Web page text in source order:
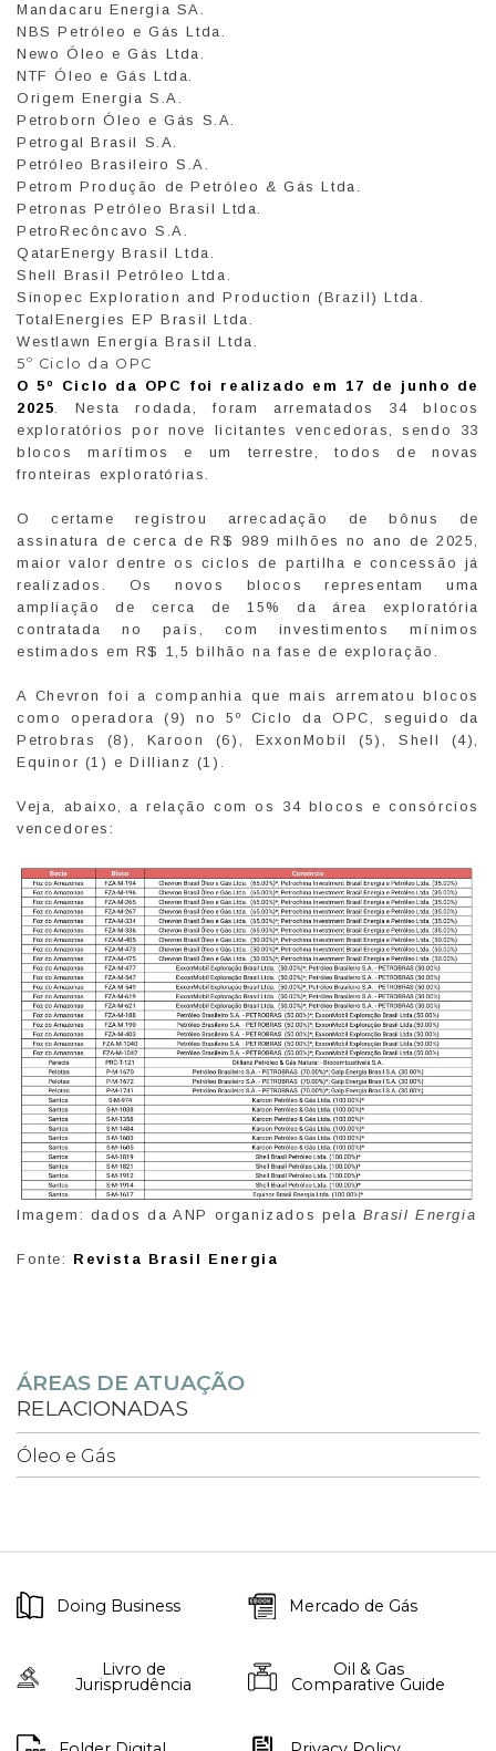
Mandacaru Energia SA.
NBS Petróleo e Gás Ltda.
Newo Óleo e Gás Ltda.
NTF Óleo e Gás Ltda.
Origem Energia S.A.
Petroborn Óleo e Gás S.A.
Petrogal Brasil S.A.
Petróleo Brasileiro S.A.
Petrom Produção de Petróleo & Gás Ltda.
Petronas Petróleo Brasil Ltda.
PetroRecôncavo S.A.
QatarEnergy Brasil Ltda.
Shell Brasil Petróleo Ltda.
Sinopec Exploration and Production (Brazil) Ltda.
TotalEnergies EP Brasil Ltda.
Westlawn Energia Brasil Ltda.
5º Ciclo da OPC
O 5º Ciclo da OPC foi realizado em 17 de junho de
2025. Nesta rodada, foram arrematados 34 blocos
exploratórios por nove licitantes vencedoras, sendo 33
blocos marítimos e um terrestre, todos de novas
fronteiras exploratórias.
O certame registrou arrecadação de bônus de
assinatura de cerca de R$ 989 milhões no ano de 2025,
maior valor dentre os ciclos de partilha e concessão já
realizados. Os novos blocos representam uma
ampliação de cerca de 15% da área exploratória
contratada no país, com investimentos mínimos
estimados em R$ 1,5 bilhão na fase de exploração.
A Chevron foi a companhia que mais arrematou blocos
como operadora (9) no 5º Ciclo da OPC, seguido da
Petrobras (8), Karoon (6), ExxonMobil (5), Shell (4),
Equinor (1) e Dillianz (1).
Veja, abaixo, a relação com os 34 blocos e consórcios
vencedores:
Imagem: dados da ANP organizados pela Brasil Energia
Fonte: Revista Brasil Energia
ÁREAS DE ATUAÇÃO
RELACIONADAS
Óleo e Gás
Doing Business Mercado de Gás
Livro de
Jurisprudência
Oil & Gas
Comparative Guide